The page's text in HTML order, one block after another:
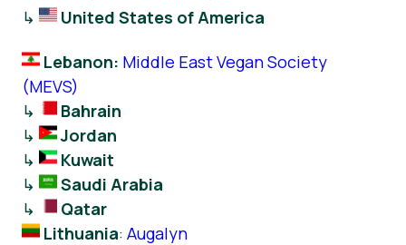
↳
United States of America
Lebanon: Middle East Vegan Society
(MEVS)
↳
Bahrain
↳
Jordan
↳
Kuwait
↳
Saudi Arabia
↳
Qatar
Lithuania: Augalyn